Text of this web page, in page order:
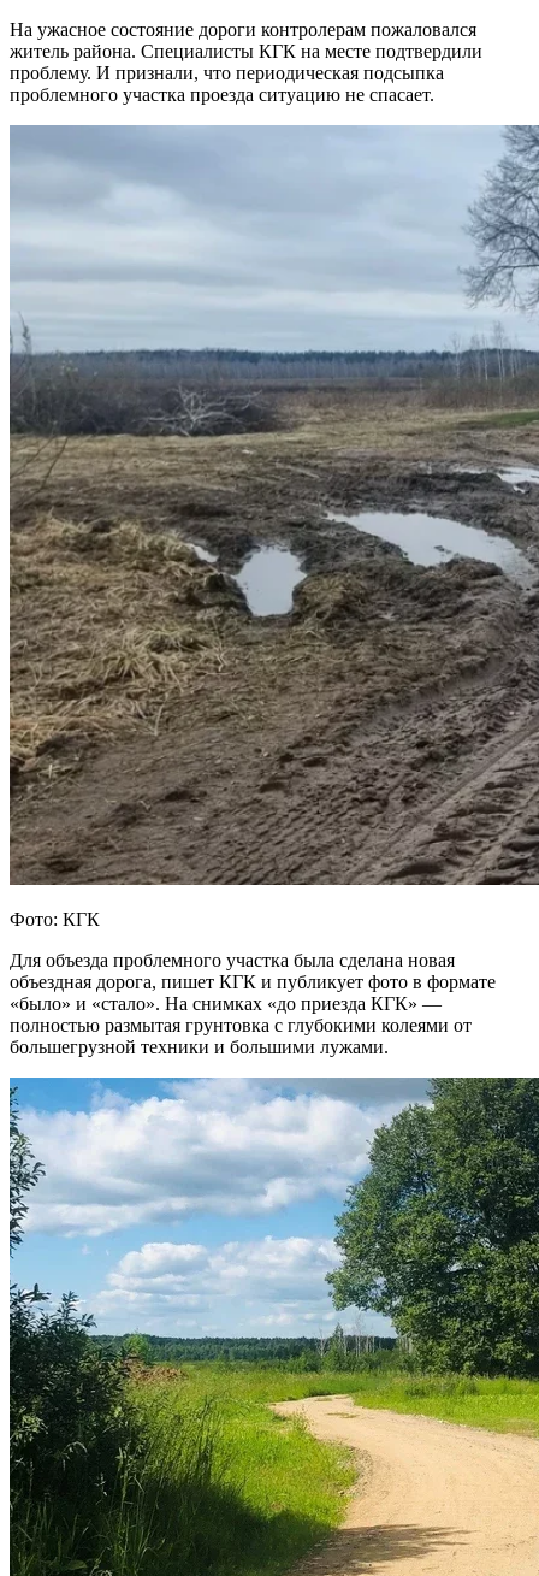
На ужасное состояние дороги контролерам пожаловался
житель района. Специалисты КГК на месте подтвердили
проблему. И признали, что периодическая подсыпка
проблемного участка проезда ситуацию не спасает.
Фото: КГК
Для объезда проблемного участка была сделана новая
объездная дорога, пишет КГК и публикует фото в формате
«было» и «стало». На снимках «до приезда КГК» —
полностью размытая грунтовка с глубокими колеями от
большегрузной техники и большими лужами.